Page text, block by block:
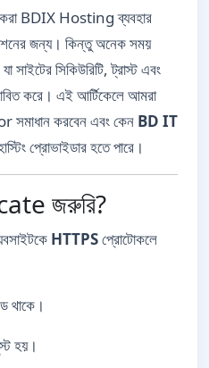
BDIX Hosting ব্যবহার
জন্য। কিন্তু অনেক সময়
সাইটের সিকিউরিটি, ট্রাস্ট এবং
করে। এই আর্টিকেলে আমরা
সমাধান করবেন এবং কেন BD IT
প্রোভাইডার হতে পারে।
জরুরি?
HTTPSপ্রোটোকলে
থাকে।
হয়।